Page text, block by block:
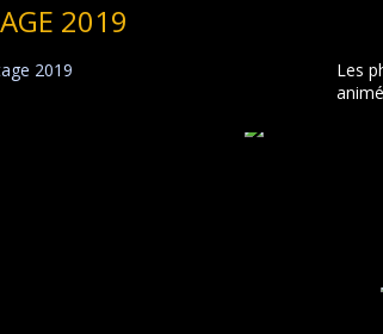
2019
Les